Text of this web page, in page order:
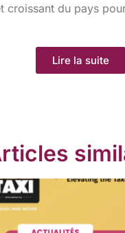
croissant du pays
Lire la suite